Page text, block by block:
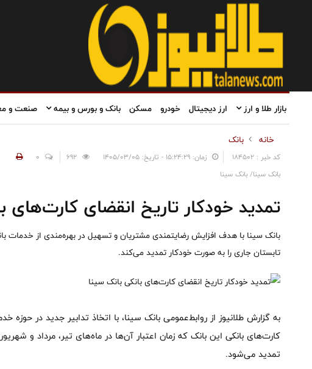
بازار طلا و ارز ارز دیجیتال خودرو مسکن بانک و بورس و بیمه صنعت و
خانه بانک
کد خبر : 184502 زمان: ۱۵:۲۴:۲۹ - تاریخ: ۱۴۰۵/۰۳/۰۵
0
بانک سینا/ بانک سینا
تمدید خودکار تاریخ انقضای کارت‌های
بانک سینا با هدف افزایش رضایتمندی مشتریان و تسهیل در بهره‌مندی از خدمات
تابستان جاری را به صورت خودکار تمدید می‌کند.
به گزارش طلانیوز از روابط‌عمومی بانک سینا، با اتخاذ تدابیر جدید در حوزه
تمدید می‌شود.